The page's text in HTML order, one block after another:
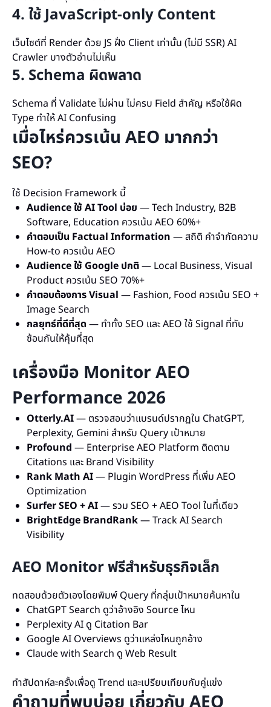
4. ใช้ JavaScript-only Content
เว็บไซต์ที่ Render ด้วย JS ฝั่ง Client เท่านั้น (ไม่มี SSR) AI
Crawler บางตัวอ่านไม่เห็น
5. Schema ผิดพลาด
Schema ที่ Validate ไม่ผ่าน ไม่ครบ Field สำคัญ หรือใช้ผิด
Type ทำให้ AI Confusing
เมื่อไหร่ควรเน้น AEO มากกว่า
SEO?
ใช้ Decision Framework นี้
Audience ใช้ AI Tool บ่อย — Tech Industry, B2B
Software, Education ควรเน้น AEO 60%+
คำตอบเป็น Factual Information — สถิติ คำจำกัดความ
How-to ควรเน้น AEO
Audience ใช้ Google ปกติ— Local Business, Visual
Product ควรเน้น SEO 70%+
คำตอบต้องการ Visual — Fashion, Food ควรเน้น SEO +
Image Search
กลยุทธ์ที่ดีที่สุด — ทำทั้ง SEO และ AEO ใช้ Signal ที่ทับ
ซ้อนกันให้คุ้มที่สุด
เครื่องมือ Monitor AEO
Performance 2026
Otterly.AI— ตรวจสอบว่าแบรนด์ปรากฏใน ChatGPT,
Perplexity, Gemini สำหรับ Query เป้าหมาย
Profound — Enterprise AEO Platform ติดตาม
Citations และ Brand Visibility
Rank Math AI— Plugin WordPress ที่เพิ่ม AEO
Optimization
Surfer SEO + AI— รวม SEO + AEO Tool ในที่เดียว
BrightEdge BrandRank— Track AI Search
Visibility
AEO Monitor ฟรีสำหรับธุรกิจเล็ก
ทดสอบด้วยตัวเองโดยพิมพ์ Query ที่กลุ่มเป้าหมายค้นหาใน
ChatGPT Search ดูว่าอ้างอิง Source ไหน
Perplexity AI ดู Citation Bar
Google AI Overviews ดูว่าแหล่งไหนถูกอ้าง
Claude with Search ดู Web Result
ทำสัปดาห์ละครั้งเพื่อดู Trend และเปรียบเทียบกับคู่แข่ง